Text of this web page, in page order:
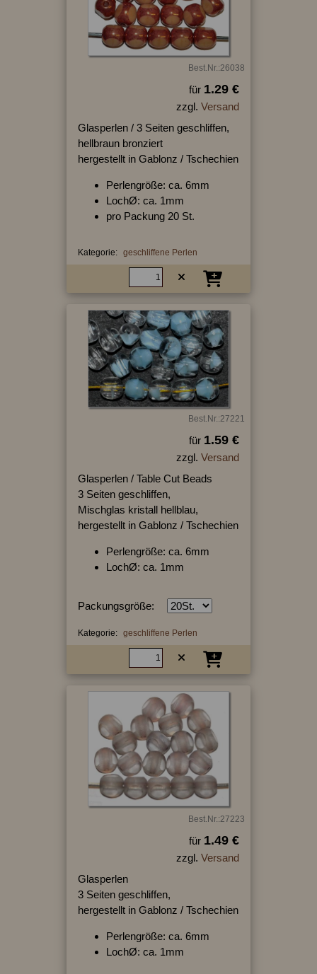
Best.Nr.:26038
für 1.29 €
zzgl. Versand
Glasperlen / 3 Seiten geschliffen,
hellbraun bronziert
hergestellt in Gablonz / Tschechien
Perlengröße: ca. 6mm
LochØ: ca. 1mm
pro Packung 20 St.
Kategorie: geschliffene Perlen
Best.Nr.:27221
für 1.59 €
zzgl. Versand
Glasperlen / Table Cut Beads
3 Seiten geschliffen,
Mischglas kristall hellblau,
hergestellt in Gablonz / Tschechien
Perlengröße: ca. 6mm
LochØ: ca. 1mm
Packungsgröße:
Kategorie: geschliffene Perlen
Best.Nr.:27223
für 1.49 €
zzgl. Versand
Glasperlen
3 Seiten geschliffen,
hergestellt in Gablonz / Tschechien
Perlengröße: ca. 6mm
LochØ: ca. 1mm